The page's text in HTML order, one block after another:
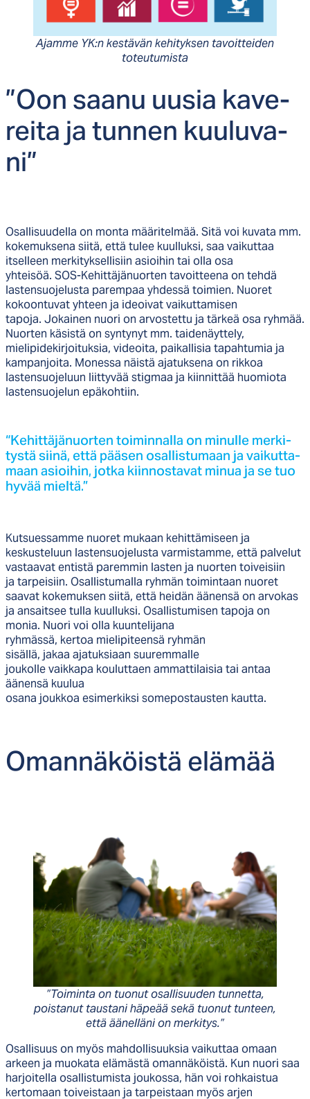
Ajam­me YK:n kes­tä­vän ke­hi­tyk­sen ta­voit­tei­den
to­teu­tu­mis­ta
”Oon saa­nu uu­sia ka­ve­
rei­ta ja tun­nen kuu­lu­va­
ni”
Osallisuudella on monta määritelmää. Sitä voi kuvata mm.
kokemuksena siitä, että tulee kuulluksi, saa vaikuttaa
itselleen merkityksellisiin asioihin tai olla osa
yhteisöä. SOS-Kehittäjänuorten tavoitteena on tehdä
lastensuojelusta parempaa yhdessä toimien. Nuoret
kokoontuvat yhteen ja ideoivat vaikuttamisen
tapoja. Jokainen nuori on arvostettu ja tärkeä osa ryhmää.
Nuorten käsistä on syntynyt mm. taidenäyttely,
mielipidekirjoituksia, videoita, paikallisia tapahtumia ja
kampanjoita. Monessa näistä ajatuksena on rikkoa
lastensuojeluun liittyvää stigmaa ja kiinnittää huomiota
lastensuojelun epäkohtiin.
“Ke­hit­tä­jä­nuor­ten toi­min­nal­la on mi­nul­le mer­ki­
tys­tä sii­nä, et­tä pää­sen osal­lis­tu­maan ja vai­kut­ta­
maan asioi­hin, jot­ka kiin­nos­ta­vat mi­nua ja se tuo
hy­vää miel­tä.”
Kutsuessamme nuoret mukaan kehittämiseen ja
keskusteluun lastensuojelusta varmistamme, että palvelut
vastaavat entistä paremmin lasten ja nuorten toiveisiin
ja tarpeisiin. Osallistumalla ryhmän toimintaan nuoret
saavat kokemuksen siitä, että heidän äänensä on arvokas
ja ansaitsee tulla kuulluksi. Osallistumisen tapoja on
monia. Nuori voi olla kuuntelijana
ryhmässä, kertoa mielipiteensä ryhmän
sisällä, jakaa ajatuksiaan suuremmalle
joukolle vaikkapa kouluttaen ammattilaisia tai antaa
äänensä kuulua
osana joukkoa esimerkiksi somepostausten kautta.
Oman­nä­köis­tä elä­mää
”Toiminta on tuonut osallisuuden tunnetta,
poistanut taustani häpeää sekä tuonut tunteen,
että äänelläni on merkitys.”
Osallisuus on myös mahdollisuuksia vaikuttaa omaan
arkeen ja muokata elämästä omannäköistä. Kun nuori saa
harjoitella osallistumista joukossa, hän voi rohkaistua
kertomaan toiveistaan ja tarpeistaan myös arjen